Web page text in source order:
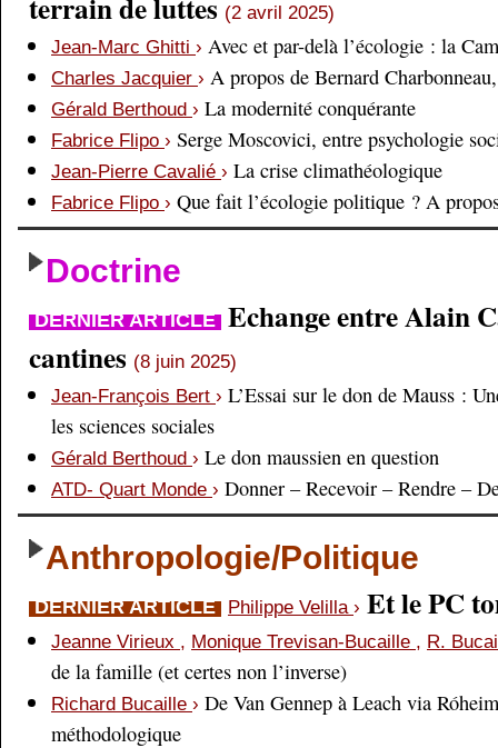
terrain de luttes (2 avril 2025)
Jean-Marc Ghitti › Avec et par-delà l’écologie : la
Charles Jacquier › A propos de Bernard
Gérald Berthoud › La modernité conquérante
Fabrice Flipo › Serge Moscovici, entre psychologie
Jean-Pierre Cavalié › La crise climathéologique
Fabrice Flipo › Que fait l’écologie politique ? A
Doctrine
DERNIER ARTICLE Echange entre Alain
cantines (8 juin 2025)
Jean-François Bert › L’Essai sur le don de Mauss :
les sciences sociales
Gérald Berthoud › Le don maussien en question
ATD- Quart Monde › Donner – Recevoir – Rendre –
Anthropologie/Politique
DERNIER ARTICLE Philippe Velilla › Et le PC
Jeanne Virieux , Monique Trevisan-Bucaille , R.
de la famille (et certes non l’inverse)
Richard Bucaille › De Van Gennep à Leach via
méthodologique